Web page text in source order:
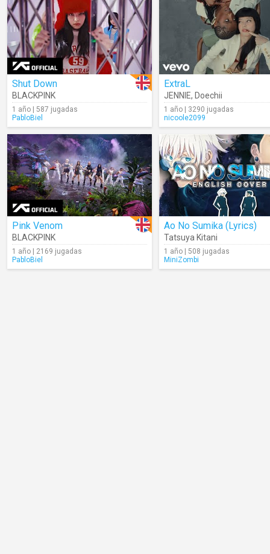
Shut Down
BLACKPINK
1 año | 587 jugadas
PabloBiel
ExtraL
JENNIE, Doechii
1 año | 3290 jugadas
nicoole2099
Pink Venom
BLACKPINK
1 año | 2169 jugadas
PabloBiel
Ao No Sumika (Lyrics)
Tatsuya Kitani
1 año | 508 jugadas
MiniZombi